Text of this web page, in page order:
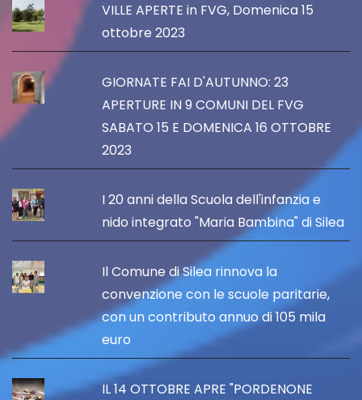
VILLE APERTE in FVG, Domenica 15
ottobre 2023
GIORNATE FAI D'AUTUNNO: 23
APERTURE IN 9 COMUNI DEL FVG
SABATO 15 E DOMENICA 16 OTTOBRE
2023
I 20 anni della Scuola dell'infanzia e
nido integrato "Maria Bambina" di Silea
Il Comune di Silea rinnova la
convenzione con le scuole paritarie,
con un contributo annuo di 105 mila
euro
IL 14 OTTOBRE APRE "PORDENONE